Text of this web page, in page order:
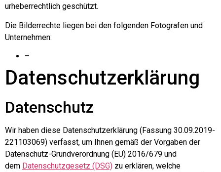
urheberrechtlich geschützt.
Die Bilderrechte liegen bei den folgenden Fotografen und
Unternehmen:
–
Datenschutzerklärung
Datenschutz
Wir haben diese Datenschutzerklärung (Fassung 30.09.2019-
221103069) verfasst, um Ihnen gemäß der Vorgaben der
Datenschutz-Grundverordnung (EU) 2016/679 und
dem Datenschutzgesetz (DSG) zu erklären, welche